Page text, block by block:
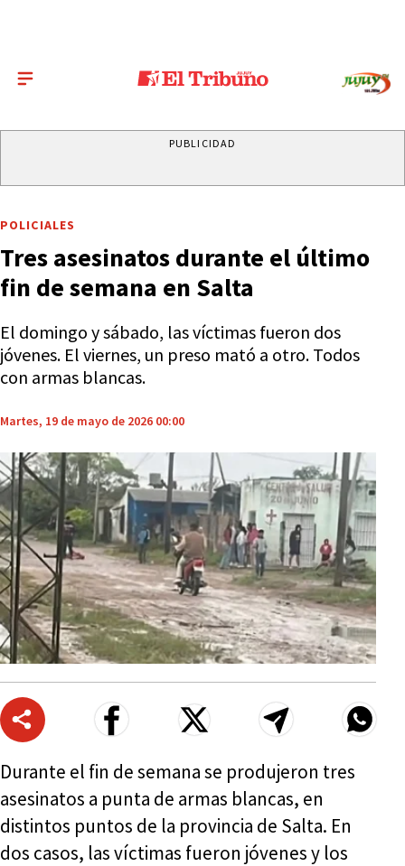
PUBLICIDAD
POLICIALES
Tres asesinatos durante el último
fin de semana en Salta
El domingo y sábado, las víctimas fueron dos
jóvenes. El viernes, un preso mató a otro. Todos
con armas blancas.
Martes, 19 de mayo de 2026 00:00
Durante el fin de semana se produjeron tres
asesinatos a punta de armas blancas, en
distintos puntos de la provincia de Salta. En
dos casos, las víctimas fueron jóvenes y los